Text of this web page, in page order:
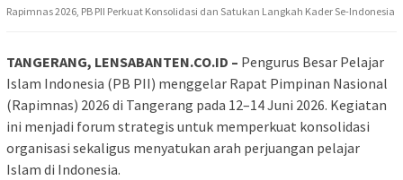
Rapimnas 2026, PB PII Perkuat Konsolidasi dan Satukan Langkah Kader Se-Indonesia
TANGERANG, LENSABANTEN.CO.ID – Pengurus Besar Pelajar
Islam Indonesia (PB PII) menggelar Rapat Pimpinan Nasional
(Rapimnas) 2026 di Tangerang pada 12–14 Juni 2026. Kegiatan
ini menjadi forum strategis untuk memperkuat konsolidasi
organisasi sekaligus menyatukan arah perjuangan pelajar
Islam di Indonesia.